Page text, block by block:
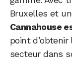
Bruxelles et
Cannahouse
point
secteur dans